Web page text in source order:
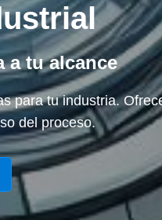
a tu alcance
para tu industria.
del proceso.